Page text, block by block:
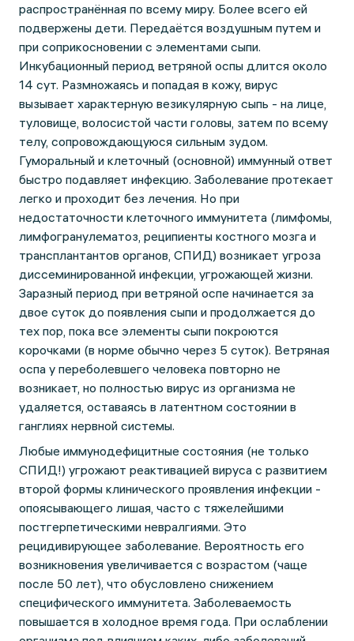
распространённая по всему миру. Более всего ей
подвержены дети. Передаётся воздушным путем и
при соприкосновении с элементами сыпи.
Инкубационный период ветряной оспы длится около
14 сут. Размножаясь и попадая в кожу, вирус
вызывает характерную везикулярную сыпь - на лице,
туловище, волосистой части головы, затем по всему
телу, сопровождающуюся сильным зудом.
Гуморальный и клеточный (основной) иммунный ответ
быстро подавляет инфекцию. Заболевание протекает
легко и проходит без лечения. Но при
недостаточности клеточного иммунитета (лимфомы,
лимфогранулематоз, реципиенты костного мозга и
трансплантантов органов, СПИД) возникает угроза
диссеминированной инфекции, угрожающей жизни.
Заразный период при ветряной оспе начинается за
двое суток до появления сыпи и продолжается до
тех пор, пока все элементы сыпи покроются
корочками (в норме обычно через 5 суток). Ветряная
оспа у переболевшего человека повторно не
возникает, но полностью вирус из организма не
удаляется, оставаясь в латентном состоянии в
ганглиях нервной системы.
Любые иммунодефицитные состояния (не только
СПИД!) угрожают реактивацией вируса с развитием
второй формы клинического проявления инфекции -
опоясывающего лишая, часто с тяжелейшими
постгерпетическими невралгиями. Это
рецидивирующее заболевание. Вероятность его
возникновения увеличивается с возрастом (чаще
после 50 лет), что обусловлено снижением
специфического иммунитета. Заболеваемость
повышается в холодное время года. При ослаблении